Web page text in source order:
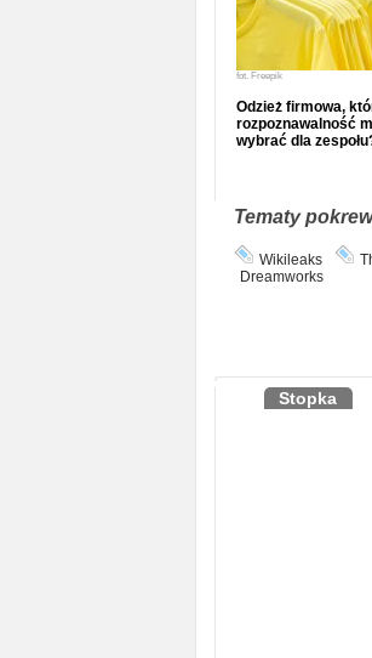
fot. Freepik
Odzież firmowa,
rozpoznawalność
wybrać dla
Tematy
Wikileaks
Dreamworks
Stopka